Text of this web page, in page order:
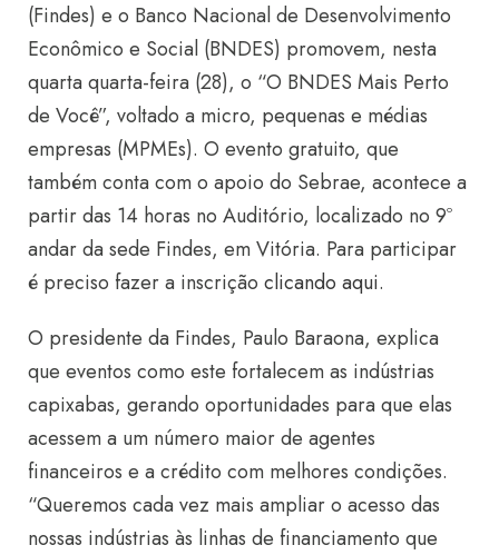
(Findes) e o Banco Nacional de Desenvolvimento
Econômico e Social (BNDES) promovem, nesta
quarta quarta-feira (28), o “O BNDES Mais Perto
de Você”, voltado a micro, pequenas e médias
empresas (MPMEs). O evento gratuito, que
também conta com o apoio do Sebrae, acontece a
partir das 14 horas no Auditório, localizado no 9º
andar da sede Findes, em Vitória. Para participar
é preciso fazer a inscrição clicando aqui.
O presidente da Findes, Paulo Baraona, explica
que eventos como este fortalecem as indústrias
capixabas, gerando oportunidades para que elas
acessem a um número maior de agentes
financeiros e a crédito com melhores condições.
“Queremos cada vez mais ampliar o acesso das
nossas indústrias às linhas de financiamento que